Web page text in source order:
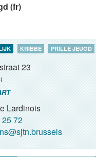
(fr)
KRIBBE PRILLE JEUGD
23
Lardinois
72